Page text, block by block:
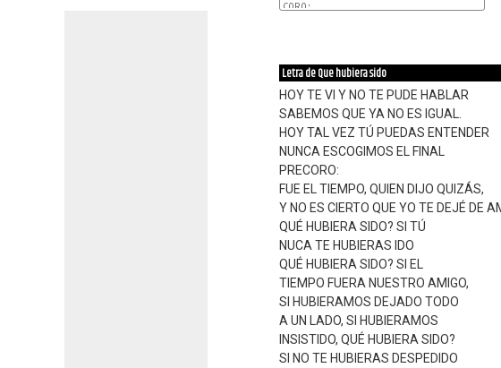
CORO:
Letra de Que hubiera sido
HOY TE VI Y NO TE PUDE HABLAR
SABEMOS QUE YA NO ES IGUAL.
HOY TAL VEZ TÚ PUEDAS ENTENDER
NUNCA ESCOGIMOS EL FINAL
PRECORO:
FUE EL TIEMPO, QUIEN DIJO QUIZÁS,
Y NO ES CIERTO QUE YO TE DEJÉ DE
QUÉ HUBIERA SIDO? SI TÚ
NUCA TE HUBIERAS IDO
QUÉ HUBIERA SIDO? SI EL
TIEMPO FUERA NUESTRO AMIGO,
SI HUBIERAMOS DEJADO TODO
A UN LADO, SI HUBIERAMOS
INSISTIDO, QUÉ HUBIERA SIDO?
SI NO TE HUBIERAS DESPEDIDO